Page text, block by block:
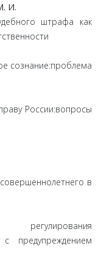
И.
штрафа как
сознание:проблема
России:вопросы
в
регулирования
предупреждением